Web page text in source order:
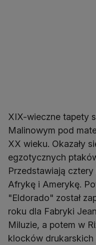
XIX-wieczne tapety
Malinowym pod
XX wieku. Okazały
egzotycznych
Przedstawiają
Afrykę i Amerykę.
"Eldorado" został
roku dla Fabryki
Miluzie, a potem w
klocków drukarskich